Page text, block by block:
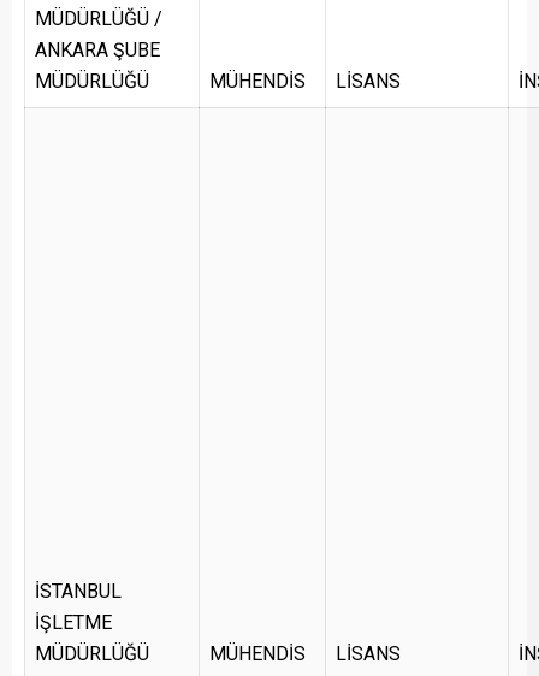
MÜDÜRLÜĞÜ /
ANKARA ŞUBE
MÜDÜRLÜĞÜ
MÜHENDİS LİSANS
İSTANBUL
İŞLETME
MÜDÜRLÜĞÜ
MÜHENDİS LİSANS